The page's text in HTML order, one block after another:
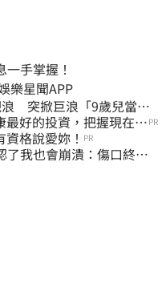
手掌握！
刻下載娛樂星聞APP
突掀巨浪「9歲兒當場
最好的投資，把握現在不 PR
格說愛妳！ PR
了我也會崩潰：傷口終究